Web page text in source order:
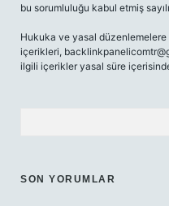
bu sorumluluğu kabul etmiş
Hukuka ve yasal düzenlemelere
içerikleri,
ilgili içerikler yasal süre
SON YORUMLAR